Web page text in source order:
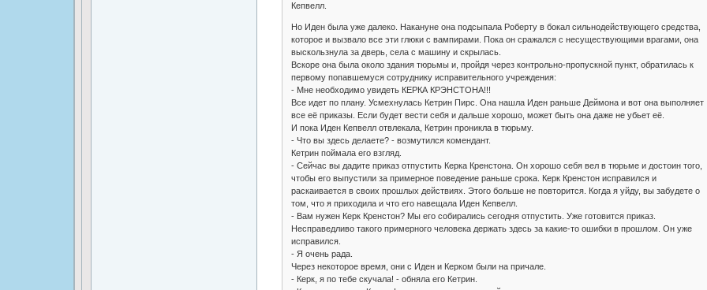
Кепвелл.
Но Иден была уже далеко. Накануне она подсыпала Роберту в бокал сильнодействующего средства,
которое и вызвало все эти глюки с вампирами. Пока он сражался с несуществующими врагами, она
выскользнула за дверь, села с машину и скрылась.
Вскоре она была около здания тюрьмы и, пройдя через контрольно-пропускной пункт, обратилась к
первому попавшемуся сотруднику исправительного учреждения:
- Мне необходимо увидеть КЕРКА КРЭНСТОНА!!!
Все идет по плану. Усмехнулась Кетрин Пирс. Она нашла Иден раньше Деймона и вот она выполняет
все её приказы. Если будет вести себя и дальше хорошо, может быть она даже не убьет её.
И пока Иден Кепвелл отвлекала, Кетрин проникла в тюрьму.
- Что вы здесь делаете? - возмутился комендант.
Кетрин поймала его взгляд.
- Сейчас вы дадите приказ отпустить Керка Кренстона. Он хорошо себя вел в тюрьме и достоин того,
чтобы его выпустили за примерное поведение раньше срока. Керк Кренстон исправился и
раскаивается в своих прошлых действиях. Этого больше не повторится. Когда я уйду, вы забудете о
том, что я приходила и что его навещала Иден Кепвелл.
- Вам нужен Керк Кренстон? Мы его собирались сегодня отпустить. Уже готовится приказ.
Несправедливо такого примерного человека держать здесь за какие-то ошибки в прошлом. Он уже
исправился.
- Я очень рада.
Через некоторое время, они с Иден и Керком были на причале.
- Керк, я по тебе скучала! - обняла его Кетрин.